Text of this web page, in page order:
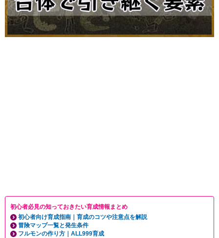
初心者必見の知っておきたい育成情報まとめ
初心者向け育成指南｜育成のコツや注意点を解説
冒険マップ一覧と発生条件
フルモンの作り方｜ALL999育成